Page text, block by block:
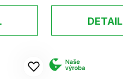
DETAIL